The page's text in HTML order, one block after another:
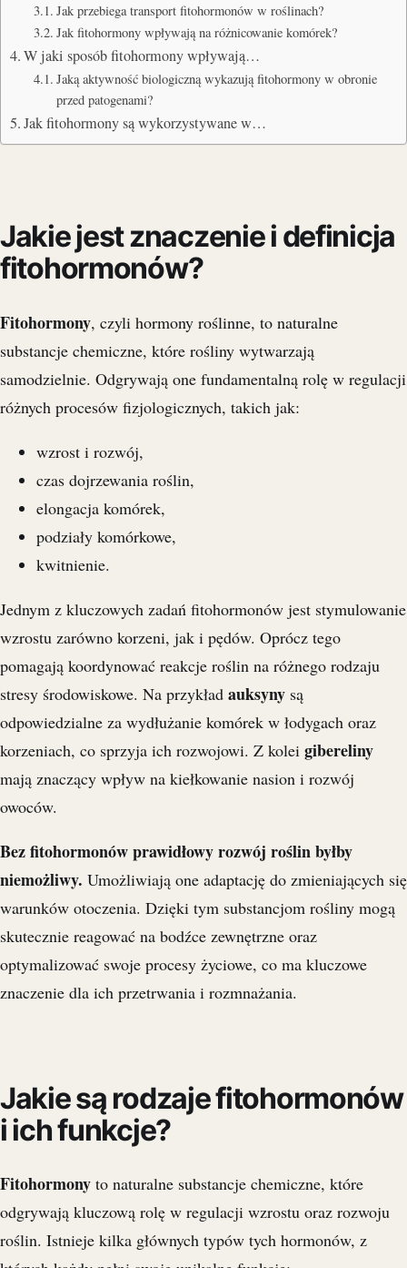
Jak przebiega transport fitohormonów w roślinach?
Jak fitohormony wpływają na różnicowanie komórek?
W jaki sposób fitohormony wpływają…
Jaką aktywność biologiczną wykazują fitohormony w obronie
przed patogenami?
Jak fitohormony są wykorzystywane w…
Jakie jest znaczenie i definicja
fitohormonów?
Fitohormony, czyli hormony roślinne, to naturalne
substancje chemiczne, które rośliny wytwarzają
samodzielnie. Odgrywają one fundamentalną rolę w regulacji
różnych procesów fizjologicznych, takich jak:
wzrost i rozwój,
czas dojrzewania roślin,
elongacja komórek,
podziały komórkowe,
kwitnienie.
Jednym z kluczowych zadań fitohormonów jest stymulowanie
wzrostu zarówno korzeni, jak i pędów. Oprócz tego
pomagają koordynować reakcje roślin na różnego rodzaju
stresy środowiskowe. Na przykład auksyny są
odpowiedzialne za wydłużanie komórek w łodygach oraz
korzeniach, co sprzyja ich rozwojowi. Z kolei gibereliny
mają znaczący wpływ na kiełkowanie nasion i rozwój
owoców.
Bez fitohormonów prawidłowy rozwój roślin byłby
niemożliwy. Umożliwiają one adaptację do zmieniających się
warunków otoczenia. Dzięki tym substancjom rośliny mogą
skutecznie reagować na bodźce zewnętrzne oraz
optymalizować swoje procesy życiowe, co ma kluczowe
znaczenie dla ich przetrwania i rozmnażania.
Jakie są rodzaje fitohormonów
i ich funkcje?
Fitohormony to naturalne substancje chemiczne, które
odgrywają kluczową rolę w regulacji wzrostu oraz rozwoju
roślin. Istnieje kilka głównych typów tych hormonów, z